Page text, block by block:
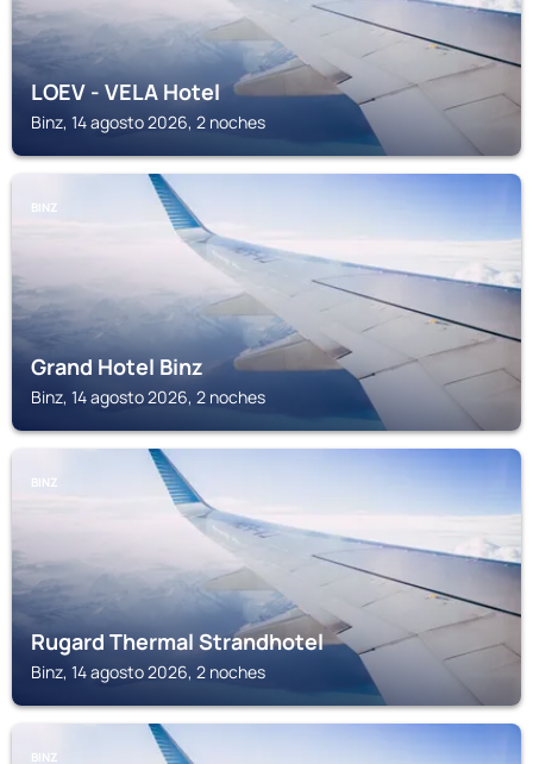
LOEV - VELA Hotel
Binz, 14 agosto 2026, 2 noches
BINZ
Grand Hotel Binz
Binz, 14 agosto 2026, 2 noches
BINZ
Rugard Thermal Strandhotel
Binz, 14 agosto 2026, 2 noches
BINZ